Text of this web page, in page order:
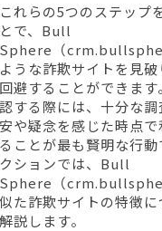
これらの5つのステップ
とで、Bull
Sphere（
ような詐欺サイトを見破
回避することができます
認する際には、十分な
安や疑念を感じた時点
ることが最も賢明な行動
クションでは、Bull
Sphere（
似た詐欺サイトの特徴
解説します。